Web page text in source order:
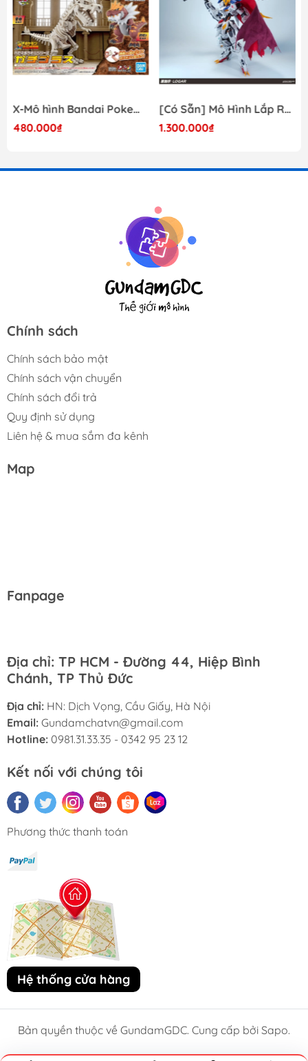
X-Mô hình Bandai Pokemon PLAMO COLLECTION Fossil Pokemon Series Tyrantrum
480.000₫
[Có Sẵn] Mô Hình Lắp Ráp 1/60 Barbatos Logar Wolf Remains Meavy Industries
1.300.000₫
Chính sách
Chính sách bảo mật
Chính sách vận chuyển
Chính sách đổi trả
Quy định sử dụng
Liên hệ & mua sắm đa kênh
Map
Fanpage
Địa chỉ: TP HCM - Đường 44, Hiệp Bình
Chánh, TP Thủ Đức
Địa chỉ: HN: Dịch Vọng, Cầu Giấy, Hà Nội
Email: Gundamchatvn@gmail.com
Hotline: 0981.31.33.35 - 0342 95 23 12
Kết nối với chúng tôi
Phương thức thanh toán
Hệ thống cửa hàng
Bản quyền thuộc về GundamGDC. Cung cấp bởi Sapo.